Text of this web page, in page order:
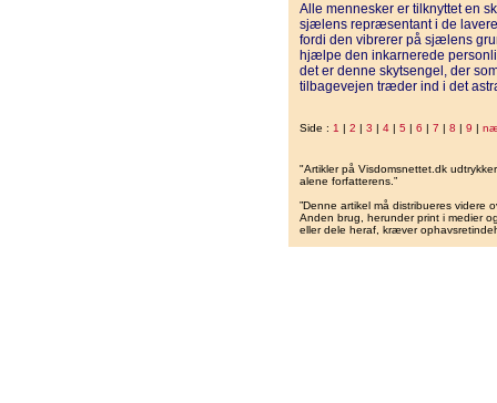
Alle mennesker er tilknyttet en
sjælens repræsentant i de
fordi den vibrerer på sjælens
hjælpe den inkarnerede
det er denne skytsengel, der
tilbagevejen træder ind i det
Side : 1 | 2 | 3 | 4 | 5 | 6 | 7 | 8 | 9 |
"Artikler på Visdomsnettet.dk
alene forfatterens.”
”Denne artikel må distribueres videre
Anden brug, herunder print i medier
eller dele heraf, kræver